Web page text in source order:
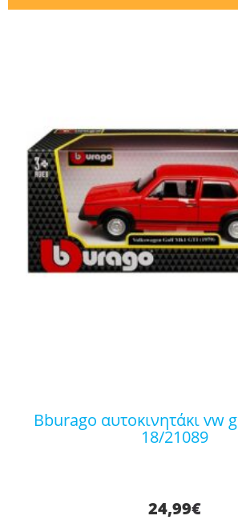
bburago αυτοκινητάκι vw golf mk1 gti
18/21089
24,99€